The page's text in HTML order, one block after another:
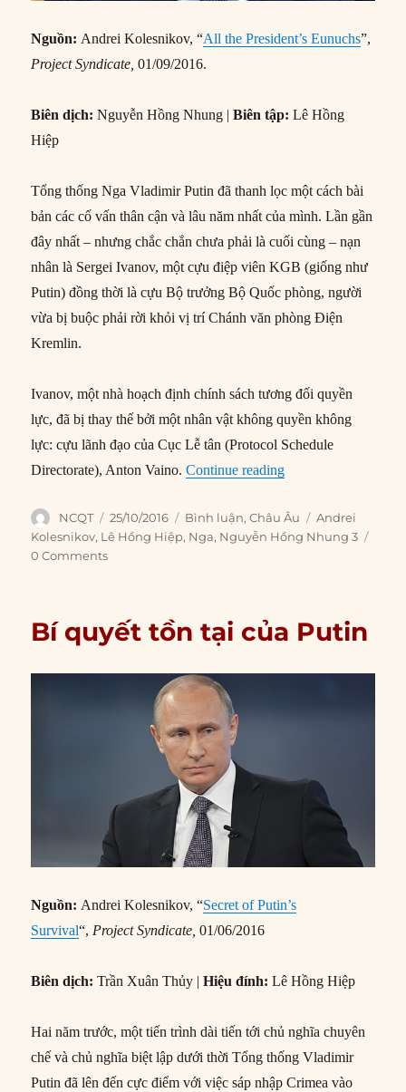
Nguồn: Andrei Kolesnikov, “All the President’s Eunuchs”,
Project Syndicate,01/09/2016.
Biên dịch:Nguyễn Hồng Nhung |Biên tập:Lê Hồng
Hiệp
Tổng thống Nga Vladimir Putin đã thanh lọc một cách bài
bản các cố vấn thân cận và lâu năm nhất của mình. Lần gần
đây nhất – nhưng chắc chắn chưa phải là cuối cùng – nạn
nhân là Sergei Ivanov, một cựu điệp viên KGB (giống như
Putin) đồng thời là cựu Bộ trưởng Bộ Quốc phòng, người
vừa bị buộc phải rời khỏi vị trí Chánh văn phòng Điện
Kremlin.
Ivanov, một nhà hoạch định chính sách tương đối quyền
lực, đã bị thay thế bởi một nhân vật không quyền không
lực: cựu lãnh đạo của Cục Lễ tân (Protocol Schedule
Directorate), Anton Vaino.Continue reading“Những trợ thủ mới
Author
NCQT
Posted
on
25/10/2016 Categories
Bình luận,Châu Âu Tags
Andrei
Kolesnikov, Lê Hồng Hiệp, Nga, Nguyễn Hồng Nhung 3
0 Comments
Bí quyết tồn tại của Putin
Nguồn: Andrei Kolesnikov, “Secret of Putin’s
Survival“, Project Syndicate,01/06/2016
Biên dịch:Trần Xuân Thủy |Hiệu đính:Lê Hồng Hiệp
Hai năm trước, một tiến trình dài tiến tới chủ nghĩa chuyên
chế và chủ nghĩa biệt lập dưới thời Tổng thống Vladimir
Putin đã lên đến cực điểm với việc sáp nhập Crimea vào